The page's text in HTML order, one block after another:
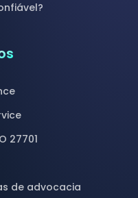
27701
de advocacia